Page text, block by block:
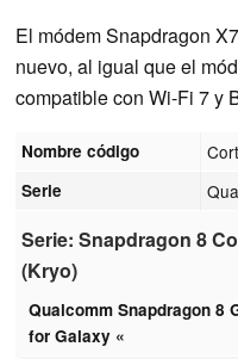
El módem Snapdragon
nuevo, al igual que el
compatible con Wi-Fi 7 y
Nombre código
Serie
Serie: Snapdragon 8
(Kryo)
Qualcomm Snapdragon 8
for Galaxy «